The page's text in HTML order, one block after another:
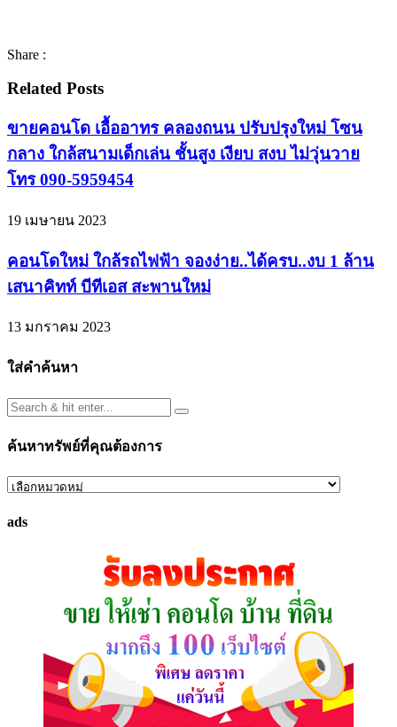
Share :
Related Posts
ขายคอนโด เอื้ออาทร คลองถนน ปรับปรุงใหม่ โซน
กลาง ใกล้สนามเด็กเล่น ชั้นสูง เงียบ สงบ ไม่วุ่นวาย
โทร 090-5959454
19 เมษายน 2023
คอนโดใหม่ ใกล้รถไฟฟ้า จองง่าย..ได้ครบ..งบ 1 ล้าน
เสนาคิทท์ บีทีเอส สะพานใหม่
13 มกราคม 2023
ใส่คำค้นหา
ค้นหาทรัพย์ที่คุณต้องการ
ค้นหา
ที่
ads